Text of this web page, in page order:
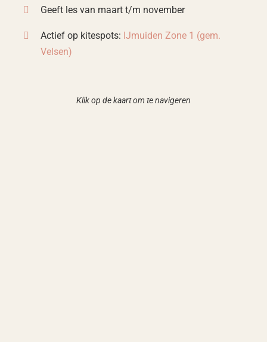
Geeft les van maart t/m november
Actief op kitespots: IJmuiden Zone 1 (gem.
Velsen)
Klik op de kaart om te navigeren